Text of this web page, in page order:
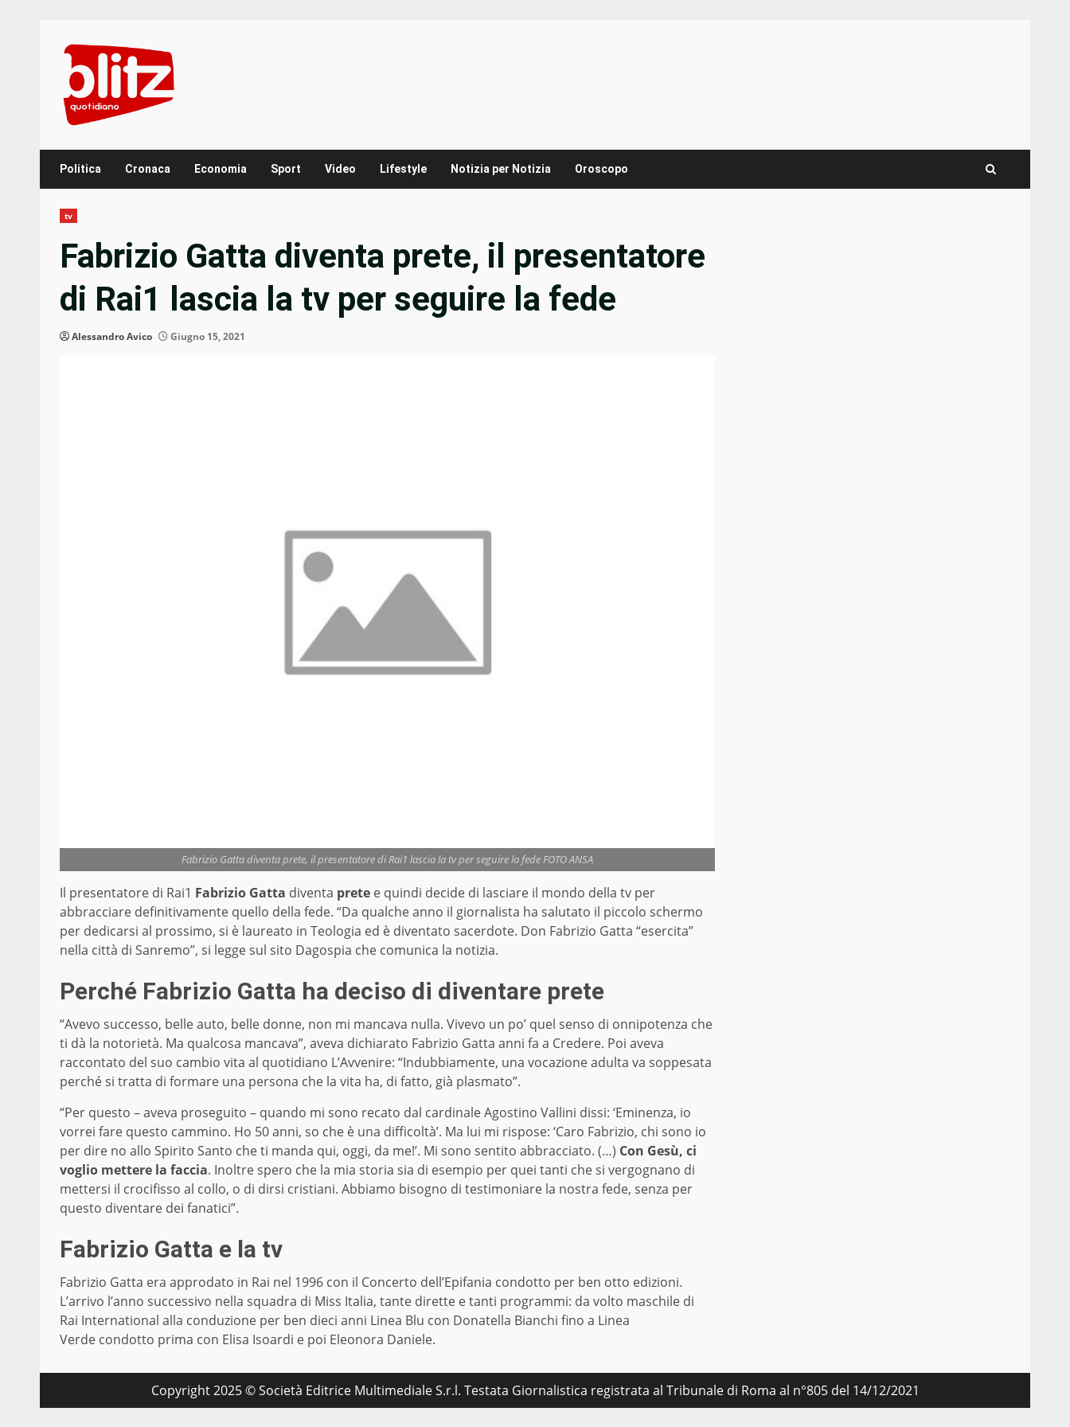
content
Politica Cronaca Economia Sport Video Lifestyle Notizia per Notizia Oroscopo
tv
Fabrizio Gatta diventa prete, il presentatore
di Rai1 lascia la tv per seguire la fede
Alessandro Avico Giugno 15, 2021
Fabrizio Gatta diventa prete, il presentatore di Rai1 lascia la tv per seguire la fede FOTO ANSA
Il presentatore di Rai1 Fabrizio Gatta diventa prete e quindi decide di lasciare il mondo della tv per
abbracciare definitivamente quello della fede. “Da qualche anno il giornalista ha salutato il piccolo schermo
per dedicarsi al prossimo, si è laureato in Teologia ed è diventato sacerdote. Don Fabrizio Gatta “esercita”
nella città di Sanremo”, si legge sul sito Dagospia che comunica la notizia.
Perché Fabrizio Gatta ha deciso di diventare prete
“Avevo successo, belle auto, belle donne, non mi mancava nulla. Vivevo un po’ quel senso di onnipotenza che
ti dà la notorietà. Ma qualcosa mancava”, aveva dichiarato Fabrizio Gatta anni fa a Credere. Poi aveva
raccontato del suo cambio vita al quotidiano L’Avvenire: “Indubbiamente, una vocazione adulta va soppesata
perché si tratta di formare una persona che la vita ha, di fatto, già plasmato”.
“Per questo – aveva proseguito – quando mi sono recato dal cardinale Agostino Vallini dissi: ‘Eminenza, io
vorrei fare questo cammino. Ho 50 anni, so che è una difficoltà’. Ma lui mi rispose: ‘Caro Fabrizio, chi sono io
per dire no allo Spirito Santo che ti manda qui, oggi, da me!’. Mi sono sentito abbracciato. (…) Con Gesù, ci
voglio mettere la faccia. Inoltre spero che la mia storia sia di esempio per quei tanti che si vergognano di
mettersi il crocifisso al collo, o di dirsi cristiani. Abbiamo bisogno di testimoniare la nostra fede, senza per
questo diventare dei fanatici”.
Fabrizio Gatta e la tv
Fabrizio Gatta era approdato in Rai nel 1996 con il Concerto dell’Epifania condotto per ben otto edizioni.
L’arrivo l’anno successivo nella squadra di Miss Italia, tante dirette e tanti programmi: da volto maschile di
Rai International alla conduzione per ben dieci anni Linea Blu con Donatella Bianchi fino a Linea
Verde condotto prima con Elisa Isoardi e poi Eleonora Daniele.
Copyright 2025 © Società Editrice Multimediale S.r.l. Testata Giornalistica registrata al Tribunale di Roma al n°805 del 14/12/2021